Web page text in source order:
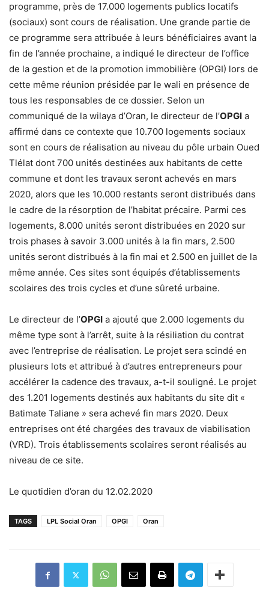
programme, près de 17.000 logements publics locatifs
(sociaux) sont cours de réalisation. Une grande partie de
ce programme sera attribuée à leurs bénéficiaires avant la
fin de l’année prochaine, a indiqué le directeur de l’office
de la gestion et de la promotion immobilière (OPGI) lors de
cette même réunion présidée par le wali en présence de
tous les responsables de ce dossier. Selon un
communiqué de la wilaya d’Oran, le directeur de l’OPGI a
affirmé dans ce contexte que 10.700 logements sociaux
sont en cours de réalisation au niveau du pôle urbain Oued
Tlélat dont 700 unités destinées aux habitants de cette
commune et dont les travaux seront achevés en mars
2020, alors que les 10.000 restants seront distribués dans
le cadre de la résorption de l’habitat précaire. Parmi ces
logements, 8.000 unités seront distribuées en 2020 sur
trois phases à savoir 3.000 unités à la fin mars, 2.500
unités seront distribués à la fin mai et 2.500 en juillet de la
même année. Ces sites sont équipés d’établissements
scolaires des trois cycles et d’une sûreté urbaine.
Le directeur de l’OPGI a ajouté que 2.000 logements du
même type sont à l’arrêt, suite à la résiliation du contrat
avec l’entreprise de réalisation. Le projet sera scindé en
plusieurs lots et attribué à d’autres entrepreneurs pour
accélérer la cadence des travaux, a-t-il souligné. Le projet
des 1.201 logements destinés aux habitants du site dit «
Batimate Taliane » sera achevé fin mars 2020. Deux
entreprises ont été chargées des travaux de viabilisation
(VRD). Trois établissements scolaires seront réalisés au
niveau de ce site.
Le quotidien d’oran du 12.02.2020
TAGS LPL Social Oran OPGI Oran